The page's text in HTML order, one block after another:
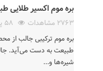
بره موم اکسیر طلایی
2763 مشاهدات 58
بره موم ترکیبی جالب از
طبیعت به دست می‌آید.
شیره‌ها و...